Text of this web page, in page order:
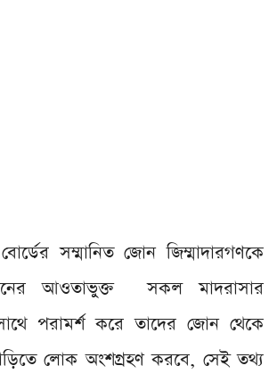
সম্মানিত জোন জিম্মাদারগণকে
আওতাভুক্ত সকল মাদরাসার
সাথে পরামর্শ করে তাদের জোন থেকে
লোক অংশগ্রহণ করবে, সেই তথ্য